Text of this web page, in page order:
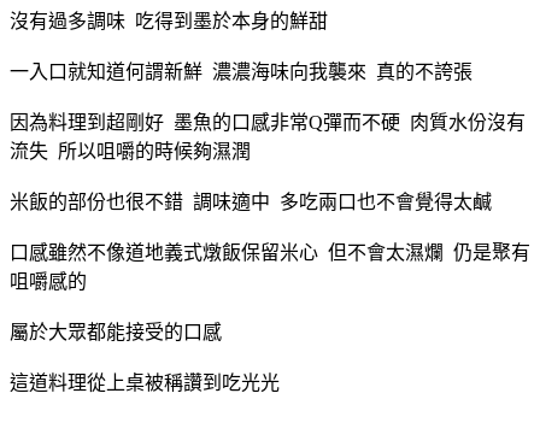
沒有過多調味 吃得到墨於本身的鮮甜
一入口就知道何謂新鮮 濃濃海味向我襲來 真的不誇張
因為料理到超剛好 墨魚的口感非常Q彈而不硬 肉質水份沒有
流失 所以咀嚼的時候夠濕潤
米飯的部份也很不錯 調味適中 多吃兩口也不會覺得太鹹
口感雖然不像道地義式燉飯保留米心 但不會太濕爛 仍是聚有
咀嚼感的
屬於大眾都能接受的口感
這道料理從上桌被稱讚到吃光光